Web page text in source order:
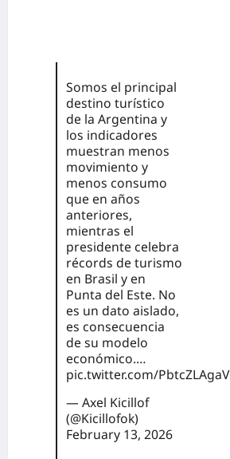
Somos el principal
destino turístico
de la Argentina y
los indicadores
muestran menos
movimiento y
menos consumo
que en años
anteriores,
mientras el
presidente celebra
récords de turismo
en Brasil y en
Punta del Este. No
es un dato aislado,
es consecuencia
de su modelo
económico.…
pic.twitter.com/PbtcZLAgaV
— Axel Kicillof
(@Kicillofok)
February 13, 2026